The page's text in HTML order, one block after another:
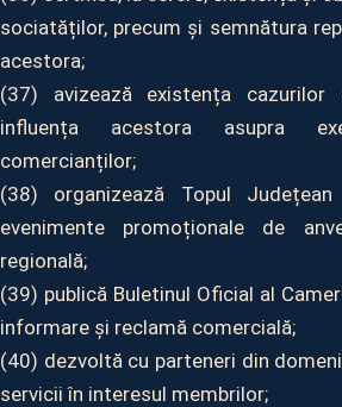
sociatăților, precum și semnătura
acestora;
(37) avizează existența
influența acestora asupra
comercianților;
(38) organizează Topul
evenimente promoționale de
regională;
(39) publică Buletinul Oficial al
informare și reclamă comercială;
(40) dezvoltă cu parteneri din
servicii în interesul membrilor;